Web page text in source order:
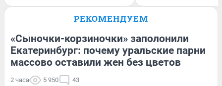
РЕКОМЕНДУЕМ
«Сыночки-корзиночки» заполонили
Екатеринбург: почему уральские парни
массово оставили жен без цветов
2 часа 5 950 43